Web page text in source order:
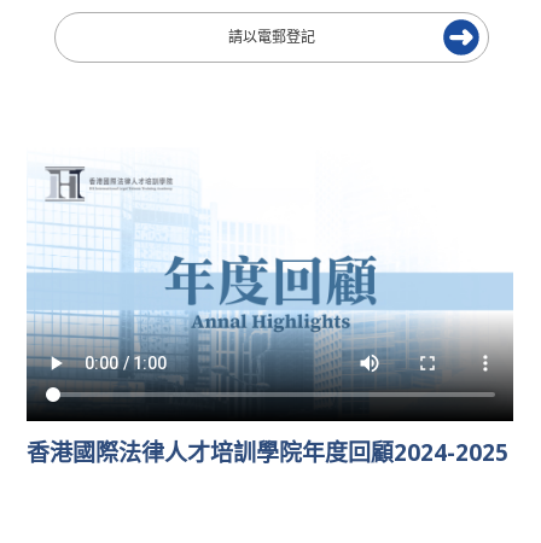
香港國際法律人才培訓學院年度回顧2024-2025